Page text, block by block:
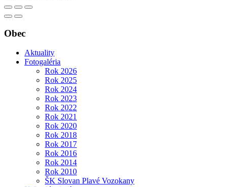
Obec
Aktuality
Fotogaléria
Rok 2026
Rok 2025
Rok 2024
Rok 2023
Rok 2022
Rok 2021
Rok 2020
Rok 2018
Rok 2017
Rok 2016
Rok 2014
Rok 2010
ŠK Slovan Plavé Vozokany